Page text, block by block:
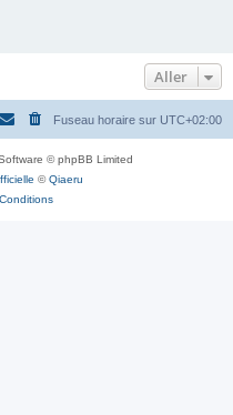
Aller
Fuseau horaire sur UTC+02:00
© phpBB Limited
©Qiaeru
Conditions